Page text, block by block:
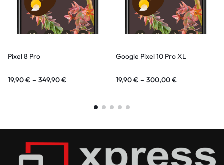
Pixel 8 Pro
19,90€ – 349,90€
Google Pixel 10 Pro XL
19,90€ – 300,00€